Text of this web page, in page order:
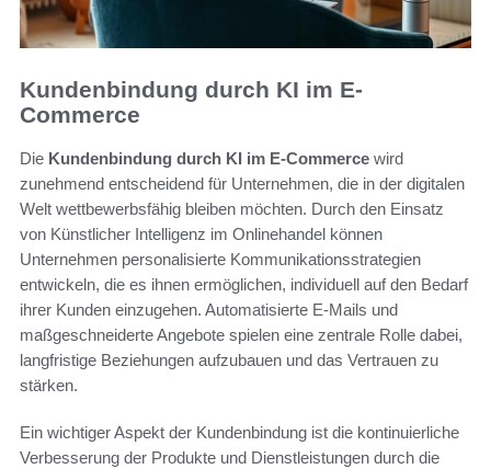
Kundenbindung durch KI im E-
Commerce
Die Kundenbindung durch KI im E-Commerce wird
zunehmend entscheidend für Unternehmen, die in der digitalen
Welt wettbewerbsfähig bleiben möchten. Durch den Einsatz
von Künstlicher Intelligenz im Onlinehandel können
Unternehmen personalisierte Kommunikationsstrategien
entwickeln, die es ihnen ermöglichen, individuell auf den Bedarf
ihrer Kunden einzugehen. Automatisierte E-Mails und
maßgeschneiderte Angebote spielen eine zentrale Rolle dabei,
langfristige Beziehungen aufzubauen und das Vertrauen zu
stärken.
Ein wichtiger Aspekt der Kundenbindung ist die kontinuierliche
Verbesserung der Produkte und Dienstleistungen durch die